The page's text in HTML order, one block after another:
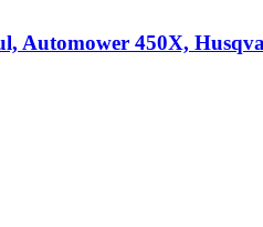
Automower 450X,